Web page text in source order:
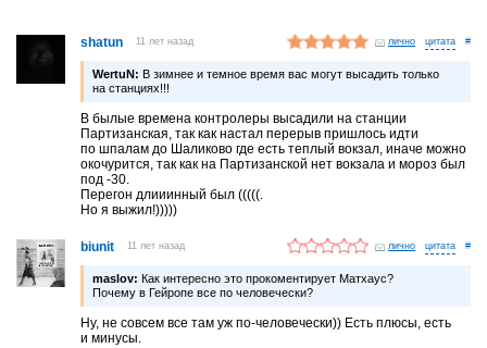
shatun 11 лет назад лично #
WertuN: В зимнее и темное время вас могут высадить только
на станциях!!!
В былые времена контролеры высадили на станции
Партизанская, так как настал перерыв пришлось идти
по шпалам до Шаликово где есть теплый вокзал, иначе можно
окочурится, так как на Партизанской нет вокзала и мороз был
под -30.
Перегон длииинный был (((((.
Но я выжил!)))))
biunit 11 лет назад лично #
maslov: Как интересно это прокоментирует Матхаус?
Почему в Гейропе все по человечески?
Ну, не совсем все там уж по-человечески)) Есть плюсы, есть
и минусы.